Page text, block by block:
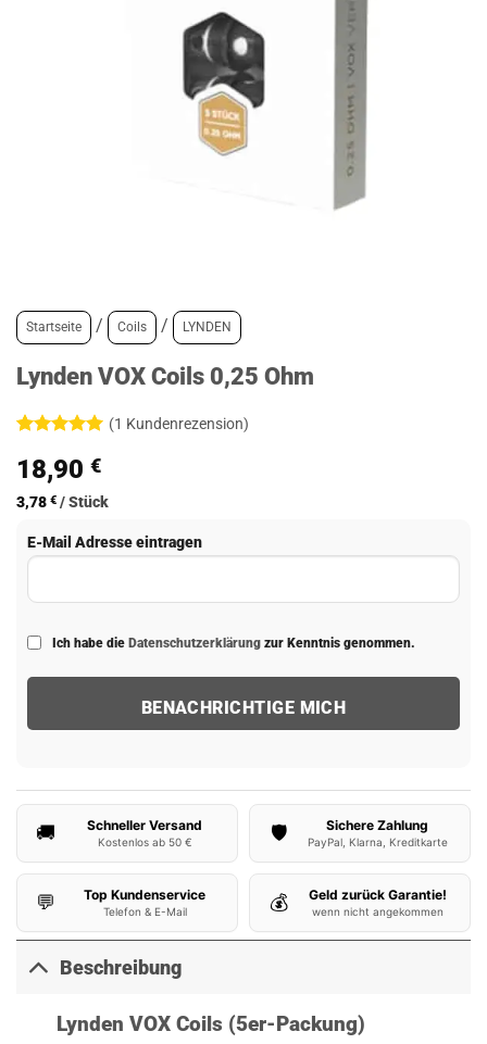
Startseite / Coils / LYNDEN
Lynden VOX Coils 0,25 Ohm
mit 5von
5, basierend
auf
(1 Kundenrezension)
18,90 €
3,78 € /Stück
E-Mail Adresse eintragen
Ich habe die Datenschutzerklärung zur Kenntnis genommen.
🚚 Schneller Versand
Kostenlos ab 50 € 🛡️ Sichere Zahlung
PayPal, Klarna, Kreditkarte
💬 Top Kundenservice
Telefon & E-Mail 💰 Geld zurück Garantie!
wenn nicht angekommen
Beschreibung
Lynden VOX Coils (5er-Packung)